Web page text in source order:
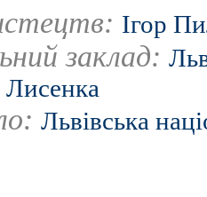
Ігор
заклад:
Львівська